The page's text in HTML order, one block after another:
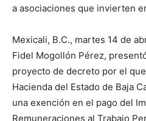
a asociaciones que invierten
Mexicali, B.C., martes 14 de
Fidel Mogollón Pérez,
proyecto de decreto por el
Hacienda del Estado de Baja
una exención en el pago del
Remuneraciones al Trabajo